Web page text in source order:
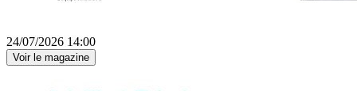
24/07/2026 14:00
Voir le magazine